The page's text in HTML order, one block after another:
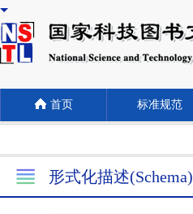
首页 标准规范
形式化描述(Schema)